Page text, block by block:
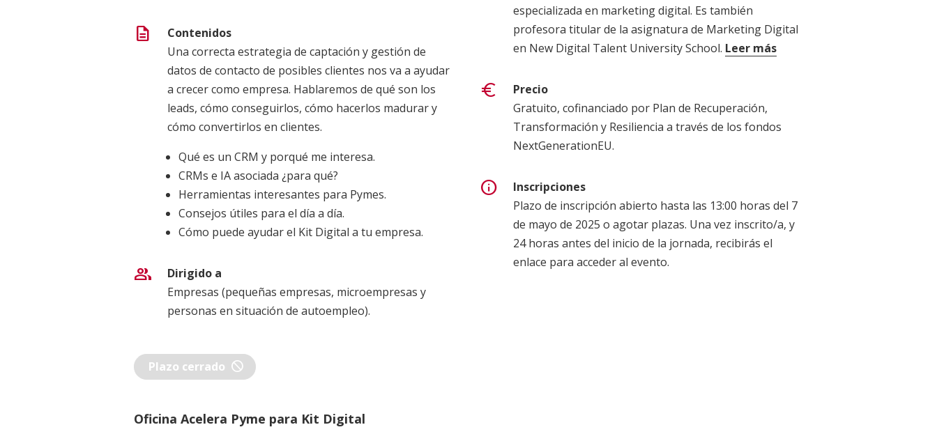
description
Contenidos
Una correcta estrategia de captación y gestión de
datos de contacto de posibles clientes nos va a ayudar
a crecer como empresa. Hablaremos de qué son los
leads, cómo conseguirlos, cómo hacerlos madurar y
cómo convertirlos en clientes.
Qué es un CRM y porqué me interesa.
CRMs e IA asociada ¿para qué?
Herramientas interesantes para Pymes.
Consejos útiles para el día a día.
Cómo puede ayudar el Kit Digital a tu empresa.
group
Dirigido a
Empresas (pequeñas empresas, microempresas y
personas en situación de autoempleo).
especializada en marketing digital. Es también
profesora titular de la asignatura de Marketing Digital
en New Digital Talent University School. Leer más
Executive Master of Business Administration
(eMBA) del Colegio de Economistas de Granada
(2024 y 2025).
Management de New Digital Talent University
School (2025).
Máster de Publicidad y Marketing en la Era Digital
de ESCO Escuela Superior de Comunicación de
Granada (2023 y 2024).
euro
Precio
Gratuito, cofinanciado por Plan de Recuperación,
Transformación y Resiliencia a través de los fondos
NextGenerationEU.
info
Inscripciones
Plazo de inscripción abierto hasta las 13:00 horas del 7
de mayo de 2025 o agotar plazas. Una vez inscrito/a, y
24 horas antes del inicio de la jornada, recibirás el
enlace para acceder al evento.
Plazo cerrado block
Oficina Acelera Pyme para Kit Digital